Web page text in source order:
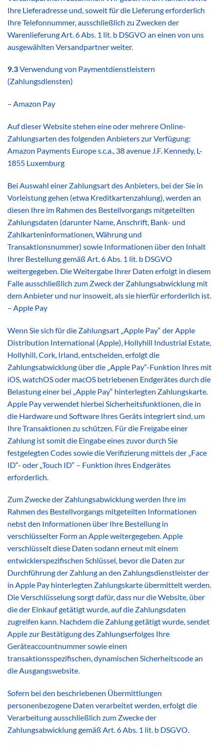
Ihre Lieferadresse und, soweit für die Lieferung erforderlich
Ihre Telefonnummer, ausschließlich zu Zwecken der
Warenlieferung Art. 6 Abs. 1 lit. b DSGVO an einen von uns
ausgewählten Versandpartner weiter.
9.3Verwendung von Paymentdienstleistern
(Zahlungsdiensten)
– Amazon Pay
Auf dieser Website stehen eine oder mehrere Online-
Zahlungsarten des folgenden Anbieters zur Verfügung:
Amazon Payments Europe s.c.a., 38 avenue J.F. Kennedy, L-
1855 Luxemburg
Bei Auswahl einer Zahlungsart des Anbieters, bei der Sie in
Vorleistung gehen (etwa Kreditkartenzahlung), werden an
diesen Ihre im Rahmen des Bestellvorgangs mitgeteilten
Zahlungsdaten (darunter Name, Anschrift, Bank- und
Zahlkarteninformationen, Währung und
Transaktionsnummer) sowie Informationen über den Inhalt
Ihrer Bestellung gemäß Art. 6 Abs. 1 lit. b DSGVO
weitergegeben. Die Weitergabe Ihrer Daten erfolgt in diesem
Falle ausschließlich zum Zweck der Zahlungsabwicklung mit
dem Anbieter und nur insoweit, als sie hierfür erforderlich ist.
– Apple Pay
Wenn Sie sich für die Zahlungsart „Apple Pay“ der Apple
Distribution International (Apple), Hollyhill Industrial Estate,
Hollyhill, Cork, Irland, entscheiden, erfolgt die
Zahlungsabwicklung über die „Apple Pay“-Funktion Ihres mit
iOS, watchOS oder macOS betriebenen Endgerätes durch die
Belastung einer bei „Apple Pay“ hinterlegten Zahlungskarte.
Apple Pay verwendet hierbei Sicherheitsfunktionen, die in
die Hardware und Software Ihres Geräts integriert sind, um
Ihre Transaktionen zu schützen. Für die Freigabe einer
Zahlung ist somit die Eingabe eines zuvor durch Sie
festgelegten Codes sowie die Verifizierung mittels der „Face
ID“- oder „Touch ID“ – Funktion ihres Endgerätes
erforderlich.
Zum Zwecke der Zahlungsabwicklung werden Ihre im
Rahmen des Bestellvorgangs mitgeteilten Informationen
nebst den Informationen über Ihre Bestellung in
verschlüsselter Form an Apple weitergegeben. Apple
verschlüsselt diese Daten sodann erneut mit einem
entwicklerspezifischen Schlüssel, bevor die Daten zur
Durchführung der Zahlung an den Zahlungsdienstleister der
in Apple Pay hinterlegten Zahlungskarte übermittelt werden.
Die Verschlüsselung sorgt dafür, dass nur die Website, über
die der Einkauf getätigt wurde, auf die Zahlungsdaten
zugreifen kann. Nachdem die Zahlung getätigt wurde, sendet
Apple zur Bestätigung des Zahlungserfolges Ihre
Geräteaccountnummer sowie einen
transaktionsspezifischen, dynamischen Sicherheitscode an
die Ausgangswebsite.
Sofern bei den beschriebenen Übermittlungen
personenbezogene Daten verarbeitet werden, erfolgt die
Verarbeitung ausschließlich zum Zwecke der
Zahlungsabwicklung gemäß Art. 6 Abs. 1 lit. b DSGVO.